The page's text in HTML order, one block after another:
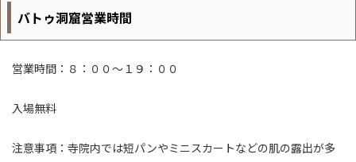
バトゥ洞窟営業時間
営業時間：８：００～１９：００
入場無料
注意事項：寺院内では短パンやミニスカートなどの肌の露出が多